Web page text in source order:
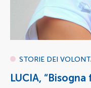
STORIE DEI
LUCIA,